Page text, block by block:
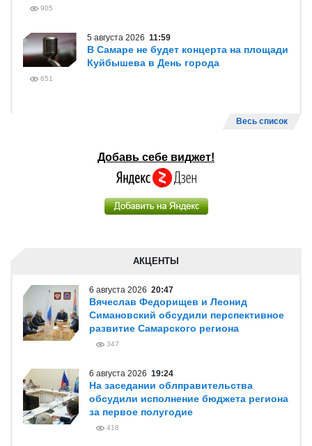
905
5 августа 2026 11:59
В Самаре не будет концерта на площади
Куйбышева в День города
651
Весь список
Добавь себе виджет!
АКЦЕНТЫ
6 августа 2026 20:47
Вячеслав Федорищев и Леонид
Симановский обсудили перспективное
развитие Самарского региона
347
6 августа 2026 19:24
На заседании облправительства
обсудили исполнение бюджета региона
за первое полугодие
418